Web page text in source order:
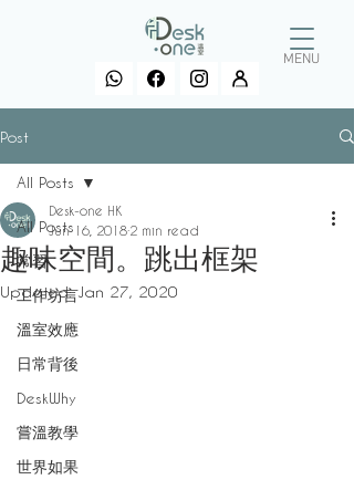
MENU
Post
All Posts
常習
工作坊言
溫室效應
日常背後
DeskWhy
嘗溫教學
世界如果
All Posts
趣味空間。跳出框架
Desk-one HK
Jun 16, 2018 2 min read
Updated:Jan 27, 2020